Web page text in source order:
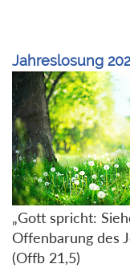
Jahreslosung
„Gott spricht:
Offenbarung des
(Offb 21,5)